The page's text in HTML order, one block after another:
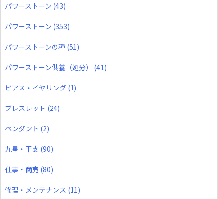
パワーストーン (43)
パワーストーン (353)
パワーストーンの種 (51)
パワーストーン供養（処分） (41)
ピアス・イヤリング (1)
ブレスレット (24)
ペンダント (2)
九星・干支 (90)
仕事・商売 (80)
修理・メンテナンス (11)